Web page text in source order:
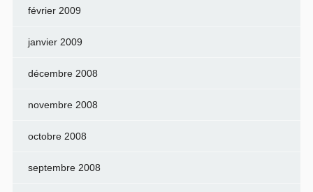
février 2009
janvier 2009
décembre 2008
novembre 2008
octobre 2008
septembre 2008